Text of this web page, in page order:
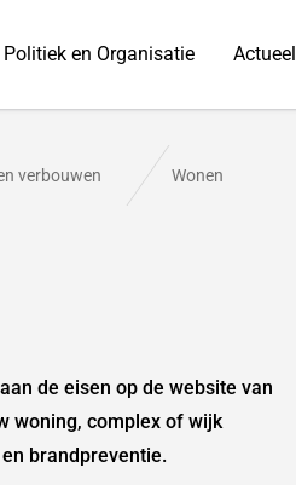
Politiek en Organisatie Actueel
verbouwen Wonen
de eisen op de website van
woning, complex of wijk
brandpreventie.